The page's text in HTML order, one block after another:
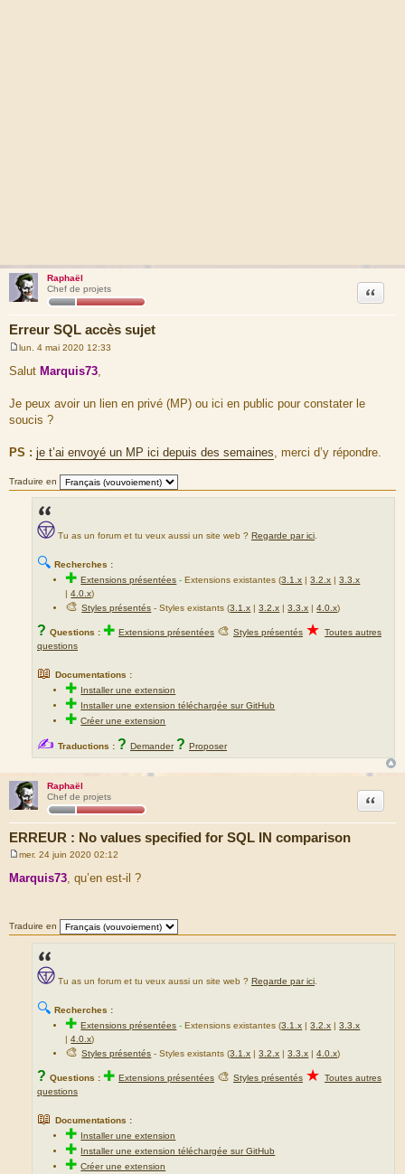
Raphaël
Chef de projets
Erreur SQL accès sujet
Citation
e
s
g
e
lun. 4 mai 2020 12:33
Salut Marquis73
Je peux avoir un lien en privé (MP) ou ici en public pour constater le
soucis ?
PS : je t’ai envoyé un MP ici depuis des semaines , merci d’y répondre.
Traduire en
Tu as un forum et tu veux aussi un site web ? Regarde par ici
🔍 Recherches :
✚Extensions présentées -Extensions existantes (3.1.x |3.2.x |3.3.x
|4.0.x)
🎨Styles présentés - Styles existants (3.1.x |3.2.x |3.3.x |4.0.x)
? Questions : ✚ Extensions présentées 🎨 Styles présentés ★ Toutes autres
questions
📖 Documentations :
✚ Installer une extension
✚ Installer une extension téléchargée sur GitHub
✚Créer une extension
✍ Traductions : ? Demander ? Proposer
Raphaël
Chef de projets
ERREUR : No values specified for SQL IN comparison
Citation
e
s
e
mer. 24 juin 2020 02:12
Marquis73, qu’en est-il ?
Traduire en
Tu as un forum et tu veux aussi un site web ? Regarde par ici
🔍 Recherches :
✚Extensions présentées -Extensions existantes (3.1.x |3.2.x |3.3.x
|4.0.x)
🎨Styles présentés - Styles existants (3.1.x |3.2.x |3.3.x |4.0.x)
? Questions : ✚ Extensions présentées 🎨 Styles présentés ★ Toutes autres
questions
📖 Documentations :
✚ Installer une extension
✚ Installer une extension téléchargée sur GitHub
✚Créer une extension